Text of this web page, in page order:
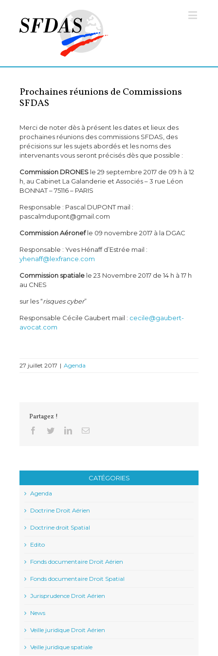
Prochaines réunions de Commissions
SFDAS
Merci de noter dès à présent les dates et lieux des
prochaines réunions des commissions SFDAS, des
précisions sur les sujets abordés et les noms des
intervenants vous seront précisés dès que possible :
Commission DRONES le 29 septembre 2017 de 09 h à 12
h, au Cabinet La Galanderie et Associés – 3 rue Léon
BONNAT – 75116 – PARIS
Responsable : Pascal DUPONT mail :
pascalmdupont@gmail.com
Commission Aéronefle 09 novembre 2017 à la DGAC
Responsable : Yves Hénaff d’Estrée mail :
yhenaff@lexfrance.com
Commission spatiale le 23 Novembre 2017 de 14 h à 17 h
au CNES
sur les “risques cyber”
Responsable Cécile Gaubert mail : cecile@gaubert-
avocat.com
27 juillet 2017 | Agenda
Partagez !
Facebook
TwitterLinkedinEmail
CATÉGORIES
Agenda
Doctrine Droit Aérien
Doctrine droit Spatial
Edito
Fonds documentaire Droit Aérien
Fonds documentaire Droit Spatial
Jurisprudence Droit Aérien
News
Veille juridique Droit Aérien
Veille juridique spatiale